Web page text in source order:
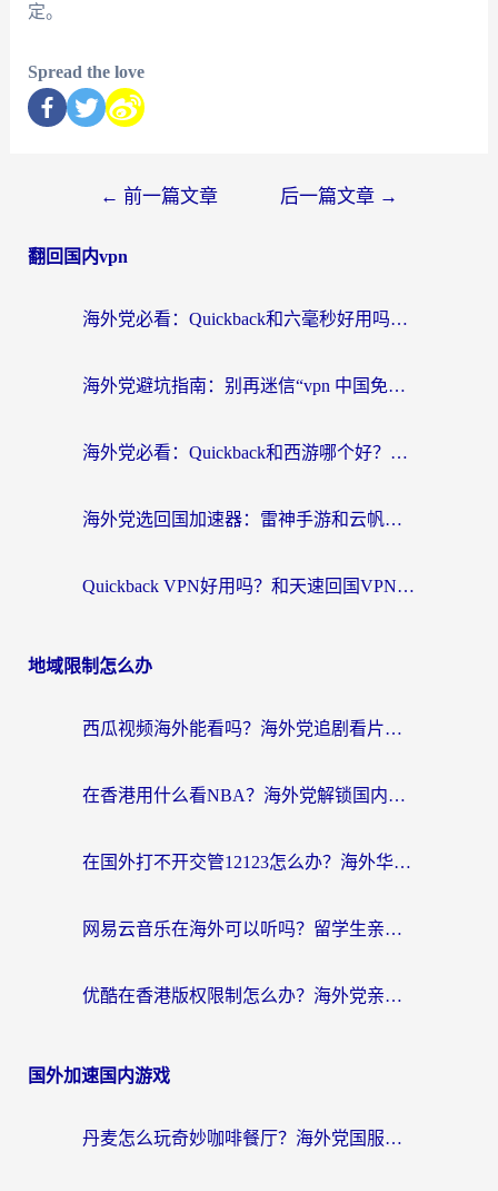
定。
Spread the love
← 前一篇文章 后一篇文章 →
翻回国内vpn
海外党必看：Quickback和六毫秒好用吗？3步选对回国加速器，无缝刷国内剧玩游戏
海外党避坑指南：别再迷信“vpn 中国免费”，选对回国加速器才能无缝刷国内资源
海外党必看：Quickback和西游哪个好？3个维度教你选对回国加速器
海外党选回国加速器：雷神手游和云帆哪个好？附3组对比+避坑指南
Quickback VPN好用吗？和天速回国VPN对比哪个回国效果更好？海外党必看的真实体验指南
地域限制怎么办
西瓜视频海外能看吗？海外党追剧看片的终极解决方案来了
在香港用什么看NBA？海外党解锁国内体育直播的终极攻略
在国外打不开交管12123怎么办？海外华人必看的回国加速全攻略
网易云音乐在海外可以听吗？留学生亲测有效的回国加速方案
优酷在香港版权限制怎么办？海外党亲测有效的追剧加速方案
国外加速国内游戏
丹麦怎么玩奇妙咖啡餐厅？海外党国服游戏加速全攻略（附灌篮高手元气骑士实测）